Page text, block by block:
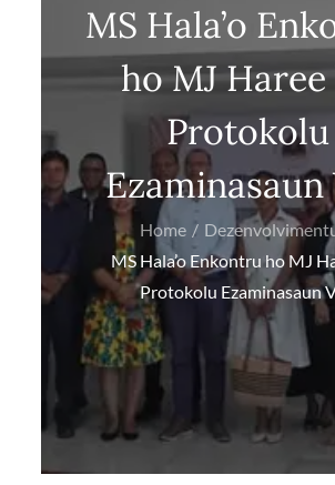
MS Hala’o
ho MJ
Protokolu
Ezaminasaun
Home
MS Hala’o Enkontru ho MJ
Protokolu Ezaminasaun